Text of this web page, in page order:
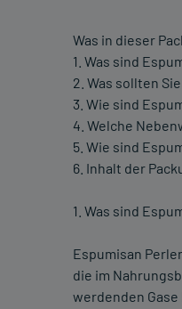
Was in dieser
1. Was sind
2. Was sollten
3. Wie sind
4. Welche
5. Wie sind
6. Inhalt der
1. Was sind
Espumisan
die im
werdenden